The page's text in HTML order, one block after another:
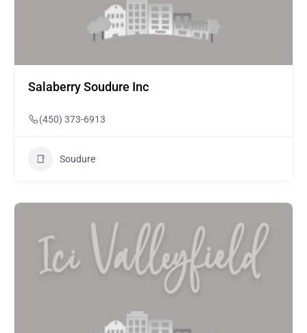
Salaberry Soudure Inc
(450) 373-6913
Soudure